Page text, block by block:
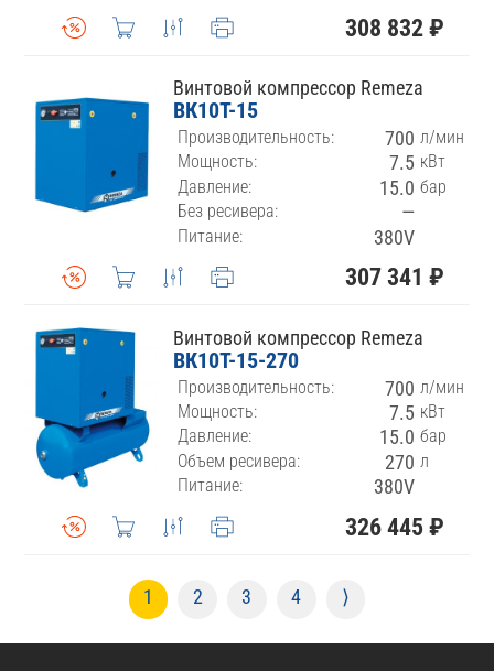
308 832 ₽
Винтовой компрессор Remeza
ВК10Т-15
Производительность: 700 л/мин
Мощность:
7.5 кВт
Давление:
15.0 бар
Без ресивера:
—
Питание: 380V
307 341 ₽
Винтовой компрессор Remeza
ВК10Т-15-270
Производительность: 700 л/мин
Мощность:
7.5 кВт
Давление:
15.0 бар
Объем ресивера:
270 л
Питание:
380V
326 445 ₽
1 2 3 4 ⟩